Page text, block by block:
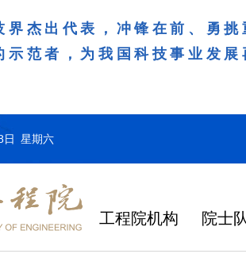
界杰出代表，冲锋在前、勇
范者，为我国科技事业发展
日 星期六
工程院机构 院士